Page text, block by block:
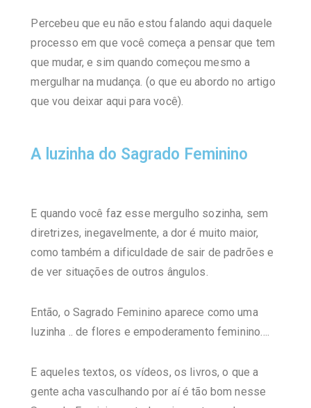
Percebeu que eu não estou falando aqui daquele
processo em que você começa a pensar que tem
que mudar, e sim quando começou mesmo a
mergulhar na mudança. (o que eu abordo no artigo
que vou deixar aqui para você).
A luzinha do Sagrado Feminino
E quando você faz esse mergulho sozinha, sem
diretrizes, inegavelmente, a dor é muito maior,
como também a dificuldade de sair de padrões e
de ver situações de outros ângulos.
Então, o Sagrado Feminino aparece como uma
luzinha .. de flores e empoderamento feminino….
E aqueles textos, os vídeos, os livros, o que a
gente acha vasculhando por aí é tão bom nesse